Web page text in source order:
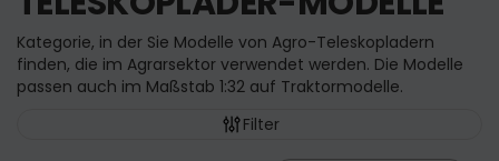
Kategorie, in der Sie Modelle von Agro-Teleskopladern
finden, die im Agrarsektor verwendet werden. Die Modelle
passen auch im Maßstab 1:32 auf Traktormodelle.
Filter